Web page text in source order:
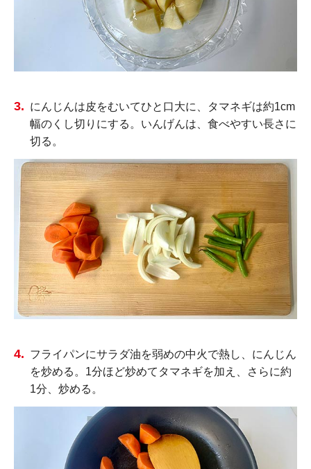
にんじんは皮をむいてひと口大に、タマネギは約1cm
幅のくし切りにする。いんげんは、食べやすい長さに
切る。
フライパンにサラダ油を弱めの中火で熱し、にんじん
を炒める。1分ほど炒めてタマネギを加え、さらに約
1分、炒める。